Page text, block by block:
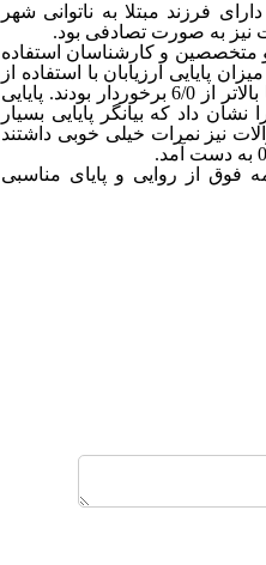
فرزند مبتلا به ناتوانی شهر
به صورت تصادفی بود.
و متخصصین و کارشناسان استفاده
ارزیابان با استفاده از
ضریب کاپای کوهن مورد بررسی قرار گرفت که نتایج آن نشان داد که همه 27 سوال از ضریب کاپا بالاتر از 6/0 برخوردار بودند. پایایی
حاصل عدد 0/96 برای آلفای کرونباخ را نشان داد که بیانگر پایایی بسیار
نیز نمرات خیلی خوبی داشتند
فوق از روایی و پایای مناسبی